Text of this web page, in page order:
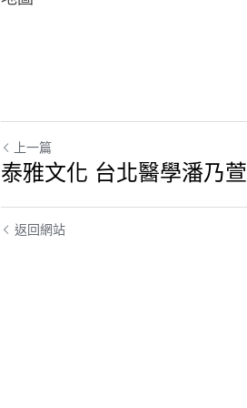
上一篇
泰雅文化 台北醫學潘乃萱
返回網站